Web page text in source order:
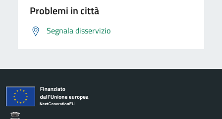
Problemi in città
Segnala disservizio